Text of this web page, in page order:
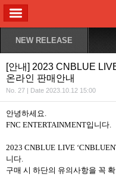
NEW RELEASE
[안내] 2023 CNBLUE
온라인 판매안내
No. 27 | Date 2023.10.12 15:00
안녕하세요.
FNC ENTERTAINMENT입니다.
2023 CNBLUE LIVE
니다.
구매 시 하단의 유의사항을 꼭